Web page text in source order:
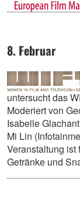
8. Februar
untersucht das
Moderiert von
Isabelle
Mi Lin
Veranstaltung ist
Getränke und